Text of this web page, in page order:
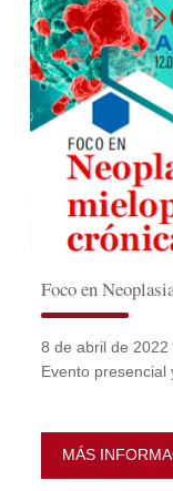
Foco en
8 de abril de 2022
Evento presencial
MÁS